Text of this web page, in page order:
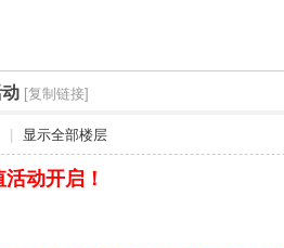
[复制链接]
显示全部楼层
动开启！